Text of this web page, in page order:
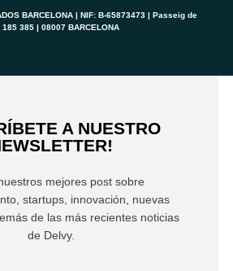
BARCELONA | NIF: B-65873473 | Passeig de
385 | 08007 BARCELONA
A NUESTRO
mejores post sobre
startups, innovación, nuevas
de las más recientes noticias
de Delvy.